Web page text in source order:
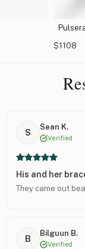
S
Sean K.
Verified
His and her
They came out
B
Bilguun B.
Verified